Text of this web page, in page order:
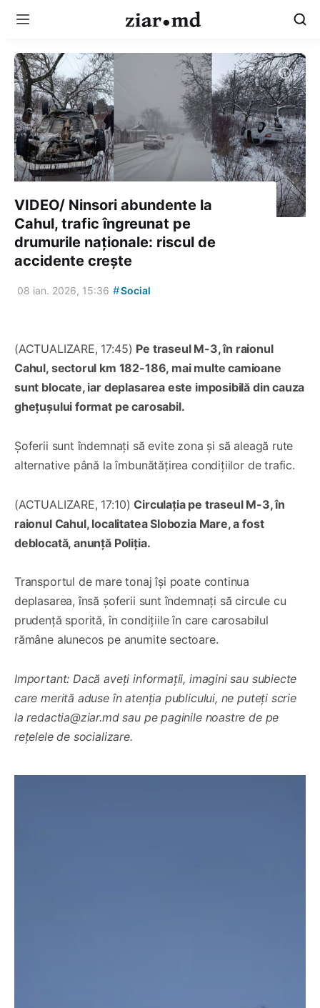
VIDEO/ Ninsori abundente la
Cahul, trafic îngreunat pe
drumurile naționale: riscul de
accidente crește
08 ian. 2026, 15:36 #Social
(ACTUALIZARE, 17:45) Pe traseul M-3, în raionul
Cahul, sectorul km 182-186, mai multe camioane
sunt blocate, iar deplasarea este imposibilă din cauza
ghețușului format pe carosabil.
Șoferii sunt îndemnați să evite zona și să aleagă rute
alternative până la îmbunătățirea condițiilor de trafic.
(ACTUALIZARE, 17:10)Circulația pe traseul M-3, în
raionul Cahul, localitatea Slobozia Mare, a fost
deblocată, anunță Poliția.
Transportul de mare tonaj își poate continua
deplasarea, însă șoferii sunt îndemnați să circule cu
prudență sporită, în condițiile în care carosabilul
rămâne alunecos pe anumite sectoare.
Important: Dacă aveți informații, imagini sau subiecte
care merită aduse în atenția publicului, ne puteți scrie
la redactia@ziar.md sau pe paginile noastre de pe
rețelele de socializare.